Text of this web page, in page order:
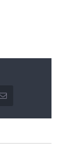
Email